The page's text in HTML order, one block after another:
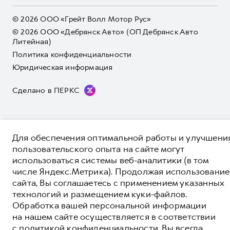
Коллекция Детская
розничными ценами по расчетам дистрибьютора (ООО «Грейт
Волл Мотор Рус»). Для получения подробной информации
«Грейт Волл Мотор Рус» либо по телефону Горячей линии 8 (800)
511-59-86, либо на сайте. Опубликованная на данном сайте
информация может быть изменена в любое время без
предварительного уведомления.
(блок ЭРА-ГЛОНАСС).
*5 лет поддержки включают 3 года гарантии и 2 года
дополнительной сервисной поддержки. Информация в данном
разделе носит ознакомительный характер. При наличии
расхождений в условиях, описанных в сервисной книжке
владельца автомобиля и на данной странице, приоритет
отдается сведениям, указанным в сервисной книжке. ООО
«Грейт Волл Мотор Рус» оставляет за собой право внесения
изменений в гарантийную политику без предварительного
© 2026 ООО «Грейт Волл Мотор Рус»
© 2026 ООО «Дебрянск Авто» (ОП Дебрянск Авто
Литейная)
Политика конфиденциальности
Юридическая информация
Сделано в ПЕРКС
Для обеспечения оптимальной работы и
пользовательского опыта на сайте могут
использоваться системы веб-аналитики (в том
числе Яндекс.Метрика). Продолжая использование
сайта, Вы соглашаетесь с применением указанных
технологий и размещением куки-файлов.
Обработка вашей персональной информации
на нашем сайте осуществляется в соответствии